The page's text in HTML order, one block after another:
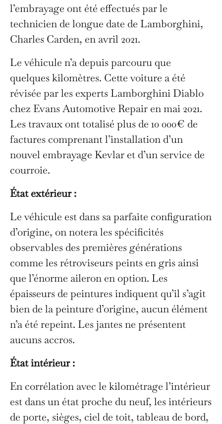
l’embrayage ont été effectués par le
technicien de longue date de Lamborghini,
Charles Carden, en avril 2021.
Le véhicule n’a depuis parcouru que
quelques kilomètres. Cette voiture a été
révisée par les experts Lamborghini Diablo
chez Evans Automotive Repair en mai 2021.
Les travaux ont totalisé plus de 10 000€ de
factures comprenant l’installation d’un
nouvel embrayage Kevlar et d’un service de
courroie.
État extérieur :
Le véhicule est dans sa parfaite configuration
d’origine, on notera les spécificités
observables des premières générations
comme les rétroviseurs peints en gris ainsi
que l’énorme aileron en option. Les
épaisseurs de peintures indiquent qu’il s’agit
bien de la peinture d’origine, aucun élément
n’a été repeint. Les jantes ne présentent
aucuns accros.
État intérieur :
En corrélation avec le kilométrage l’intérieur
est dans un état proche du neuf, les intérieurs
de porte, sièges, ciel de toit, tableau de bord,